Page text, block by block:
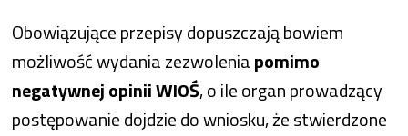
Obowiązujące przepisy dopuszczają bowiem
możliwość wydania zezwoleniapomimo
negatywnej opinii WIOŚ, o ile organ prowadzący
postępowanie dojdzie do wniosku, że stwierdzone